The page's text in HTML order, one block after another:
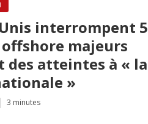
interrompent 5
majeurs
des atteintes à « la
»
3 minutes